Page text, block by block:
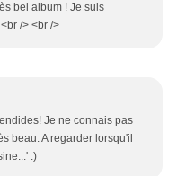
bel album ! Je suis
/> <br />
Je ne connais pas
beau. A regarder lorsqu'il
:)